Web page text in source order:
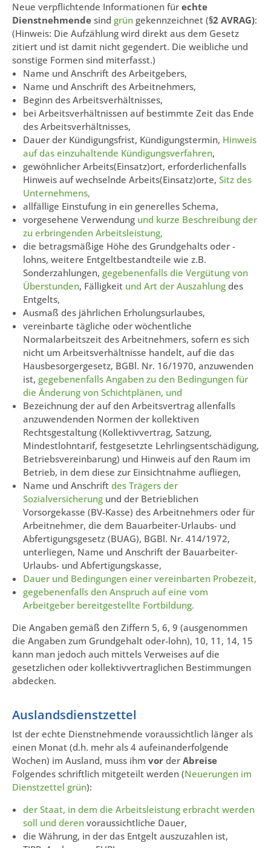
Neue verpflichtende Informationen für echte
Dienstnehmende sind grün gekennzeichnet (§2 AVRAG):
(Hinweis: Die Aufzählung wird direkt aus dem Gesetz
zitiert und ist damit nicht gegendert. Die weibliche und
sonstige Formen sind miterfasst.)
Name und Anschrift des Arbeitgebers,
Name und Anschrift des Arbeitnehmers,
Beginn des Arbeitsverhältnisses,
bei Arbeitsverhältnissen auf bestimmte Zeit das Ende
des Arbeitsverhältnisses,
Dauer der Kündigungsfrist, Kündigungstermin, Hinweis
auf das einzuhaltende Kündigungsverfahren,
gewöhnlicher Arbeits(Einsatz)ort, erforderlichenfalls
Hinweis auf wechselnde Arbeits(Einsatz)orte, Sitz des
Unternehmens,
allfällige Einstufung in ein generelles Schema,
vorgesehene Verwendung und kurze Beschreibung der
zu erbringenden Arbeitsleistung,
die betragsmäßige Höhe des Grundgehalts oder -
lohns, weitere Entgeltbestandteile wie z.B.
Sonderzahlungen, gegebenenfalls die Vergütung von
Überstunden, Fälligkeit und Art der Auszahlung des
Entgelts,
Ausmaß des jährlichen Erholungsurlaubes,
vereinbarte tägliche oder wöchentliche
Normalarbeitszeit des Arbeitnehmers, sofern es sich
nicht um Arbeitsverhältnisse handelt, auf die das
Hausbesorgergesetz, BGBl. Nr. 16/1970, anzuwenden
ist, gegebenenfalls Angaben zu den Bedingungen für
die Änderung von Schichtplänen, und
Bezeichnung der auf den Arbeitsvertrag allenfalls
anzuwendenden Normen der kollektiven
Rechtsgestaltung (Kollektivvertrag, Satzung,
Mindestlohntarif, festgesetzte Lehrlingsentschädigung,
Betriebsvereinbarung) und Hinweis auf den Raum im
Betrieb, in dem diese zur Einsichtnahme aufliegen,
Name und Anschrift des Trägers der
Sozialversicherung und der Betrieblichen
Vorsorgekasse (BV-Kasse) des Arbeitnehmers oder für
Arbeitnehmer, die dem Bauarbeiter-Urlaubs- und
Abfertigungsgesetz (BUAG), BGBl. Nr. 414/1972,
unterliegen, Name und Anschrift der Bauarbeiter-
Urlaubs- und Abfertigungskasse,
Dauer und Bedingungen einer vereinbarten Probezeit,
gegebenenfalls den Anspruch auf eine vom
Arbeitgeber bereitgestellte Fortbildung.
Die Angaben gemäß den Ziffern 5, 6, 9 (ausgenommen
die Angaben zum Grundgehalt oder-lohn), 10, 11, 14, 15
kann man jedoch auch mittels Verweises auf die
gesetzlichen oder kollektivvertraglichen Bestimmungen
abdecken.
Auslandsdienstzettel
Ist der echte Dienstnehmende voraussichtlich länger als
einen Monat (d.h. mehr als 4 aufeinanderfolgende
Wochen) im Ausland, muss ihm vor der Abreise
Folgendes schriftlich mitgeteilt werden (Neuerungen im
Dienstzettel grün):
der Staat, in dem die Arbeitsleistung erbracht werden
soll und deren voraussichtliche Dauer,
die Währung, in der das Entgelt auszuzahlen ist,